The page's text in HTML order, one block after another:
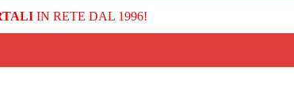
IN RETE DAL 1996!